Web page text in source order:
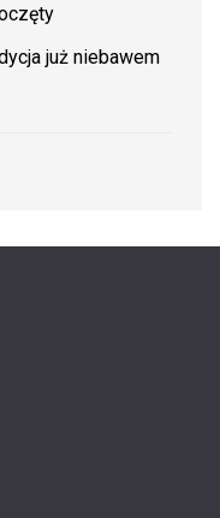
już niebawem